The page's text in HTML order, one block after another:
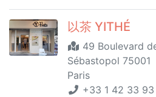
以茶 YITHÉ
49 Boulevard
Sébastopol 75001
Paris
+33 1 42 33